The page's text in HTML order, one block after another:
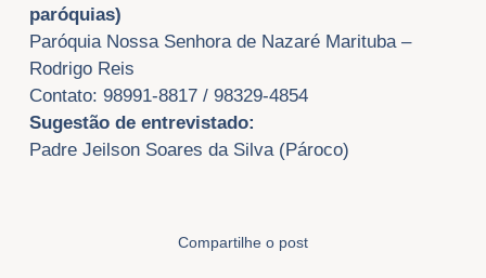
paróquias)
Paróquia Nossa Senhora de Nazaré Marituba –
Rodrigo Reis
Contato: 98991-8817 / 98329-4854
Sugestão de entrevistado:
Padre Jeilson Soares da Silva (Pároco)
Compartilhe o post